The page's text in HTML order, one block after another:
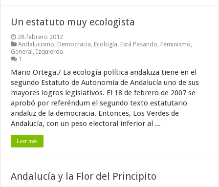
Un estatuto muy ecologista
28 febrero 2012
Andalucismo, Democracia, Ecología, Está Pasando, Feminismo,
General , Izquierda
1
Mario Ortega./ La ecología política andaluza tiene en el
segundo Estatuto de Autonomía de Andalucía uno de sus
mayores logros legislativos. El 18 de febrero de 2007 se
aprobó por referéndum el segundo texto estatutario
andaluz de la democracia. Entonces, Los Verdes de
Andalucía, con un peso electoral inferior al ...
Leer más
Andalucía y la Flor del Principito